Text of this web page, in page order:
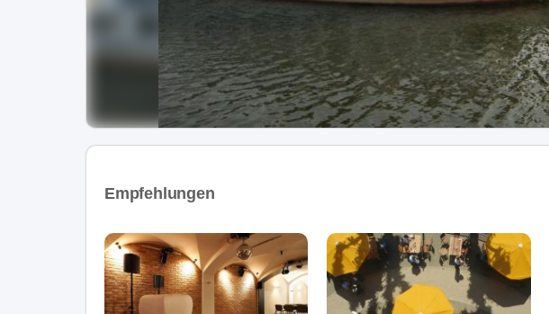
Empfehlungen